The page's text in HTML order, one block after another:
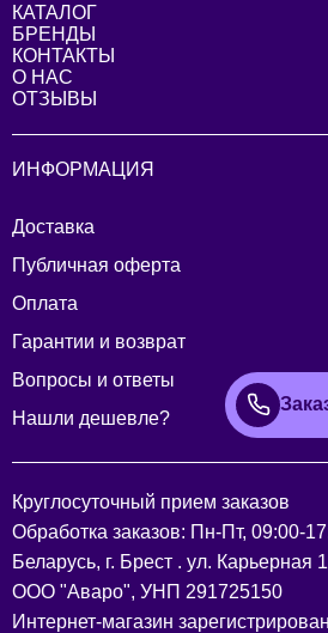
КАТАЛОГ
БРЕНДЫ
КОНТАКТЫ
О НАС
ОТЗЫВЫ
ИНФОРМАЦИЯ
Доставка
Публичная оферта
Оплата
Гарантии и возврат
Вопросы и ответы
Нашли дешевле?
Круглосуточный прием заказов
Обработка заказов: Пн-Пт, 09:00-
Беларусь, г. Брест . ул. Карьерная
ООО "Аваро", УНП 291725150
Интернет-магазин